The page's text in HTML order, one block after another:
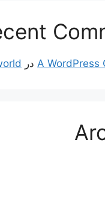
A WordPress در